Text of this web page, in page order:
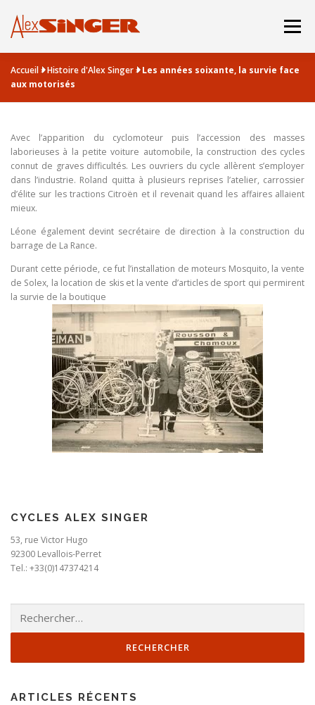
contenu
Menu
BOUTIQUE
LA DERNIERE MACHINE HISTOIRE ACBO
Accueil»Histoire d'Alex Singer»Les années soixante, la survie face
aux motorisés
Avec l’apparition du cyclomoteur puis l’accession des masses
laborieuses à la petite voiture automobile, la construction des cycles
connut de graves difficultés. Les ouvriers du cycle allèrent s’employer
dans l’industrie. Roland quitta à plusieurs reprises l’atelier, carrossier
d’élite sur les tractions Citroën et il revenait quand les affaires allaient
mieux.
Léone également devint secrétaire de direction à la construction du
barrage de La Rance.
Durant cette période, ce fut l’installation de moteurs Mosquito, la vente
de Solex, la location de skis et la vente d’articles de sport qui permirent
la survie de la boutique
CYCLES ALEX SINGER
53, rue Victor Hugo
92300 Levallois-Perret
Tel.: +33(0)147374214
ARTICLES RÉCENTS